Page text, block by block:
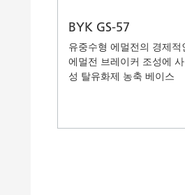
BYK GS-57
유중수형 에멀전의 경제
에멀전 브레이커 조성에
성 탈유화제 농축 베이스